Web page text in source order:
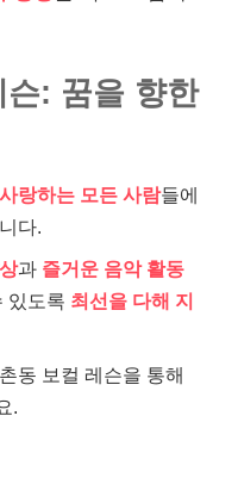
: 꿈을 향한
랑하는 모든 사람들에
다.
과 즐거운 음악 활동
있도록 최선을 다해 지
동 보컬 레슨을 통해
.